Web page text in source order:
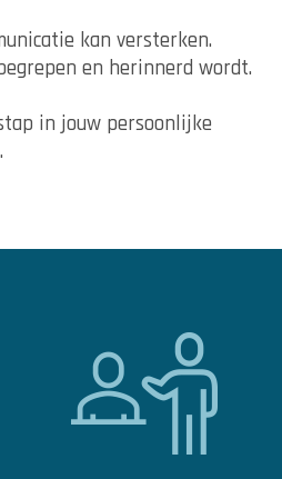
kan versterken.
en herinnerd wordt.
in jouw persoonlijke